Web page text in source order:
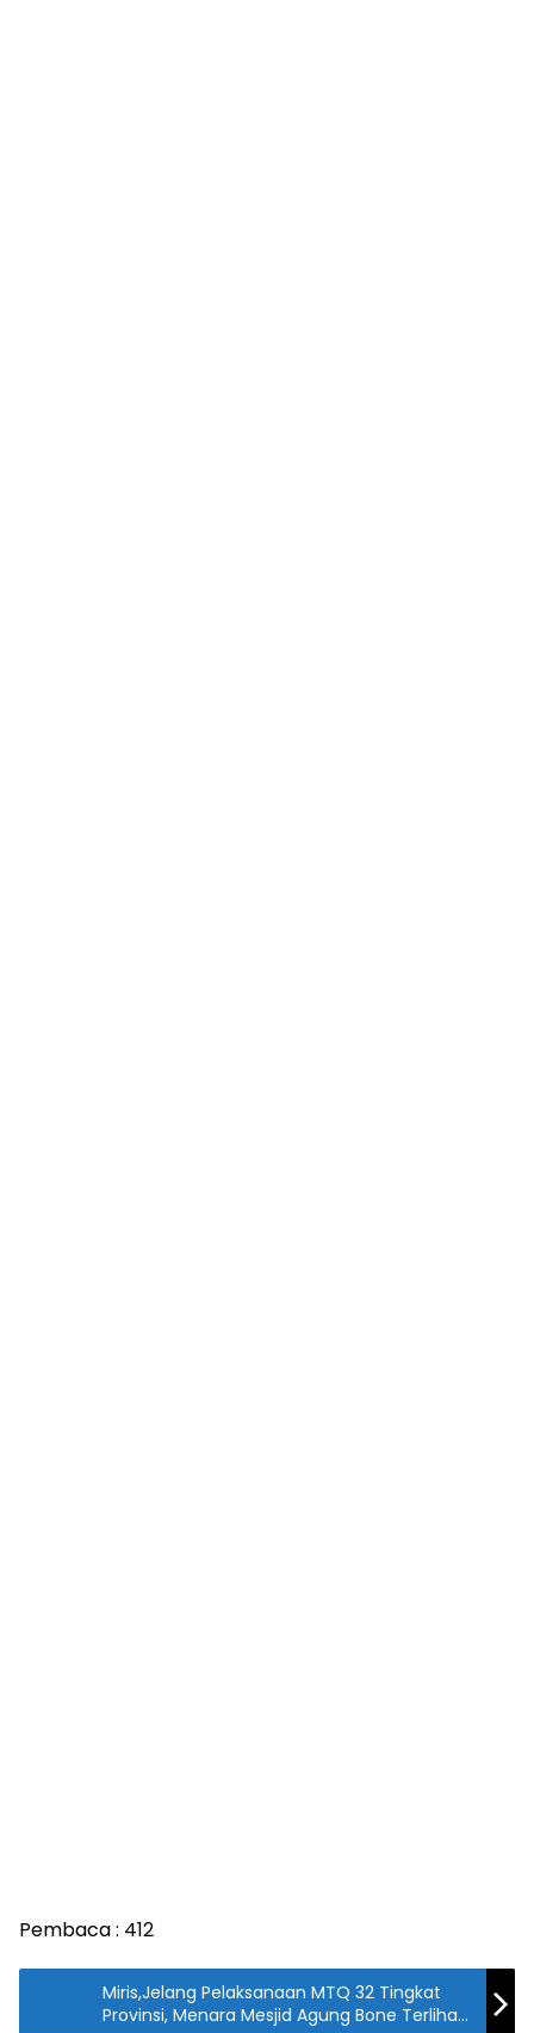
Pembaca : 412
Miris,Jelang Pelaksanaan MTQ 32 Tingkat
Provinsi, Menara Mesjid Agung Bone Terlihat